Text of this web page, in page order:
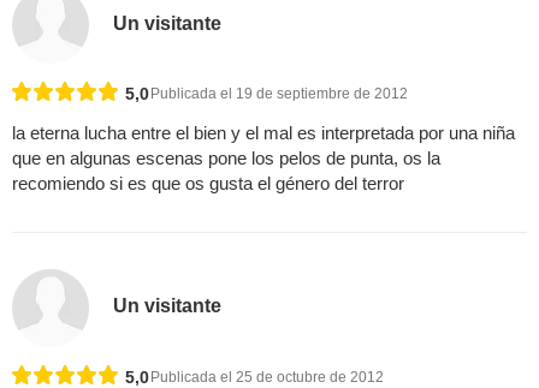
Un visitante
5,0 Publicada el 19 de septiembre de 2012
la eterna lucha entre el bien y el mal es interpretada por una niña
que en algunas escenas pone los pelos de punta, os la
recomiendo si es que os gusta el género del terror
Un visitante
5,0Publicada el 25 de octubre de 2012